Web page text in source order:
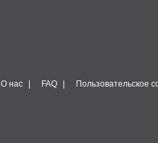
О нас FAQ Пользовательское